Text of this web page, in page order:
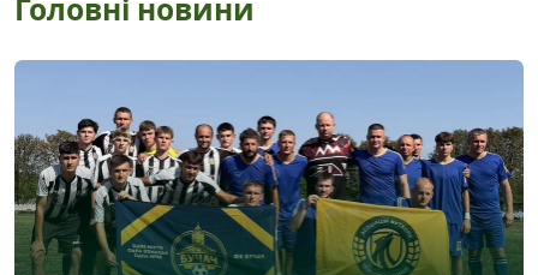
Головні новини